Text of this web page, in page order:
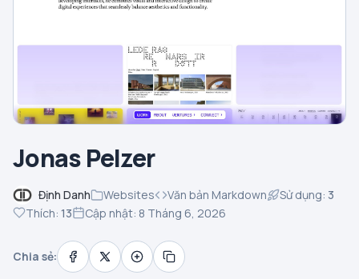
Jonas Pelzer
Định Danh Websites Văn bản Markdown Sử dụng: 3
Thích: 13 Cập nhật: 8 Tháng 6, 2026
Chia sẻ: